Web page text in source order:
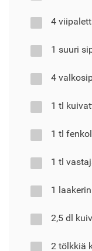
4
1 suuri
4
1 tl
1 tl
1 tl
1
2,5 dl
2 tölkkiä